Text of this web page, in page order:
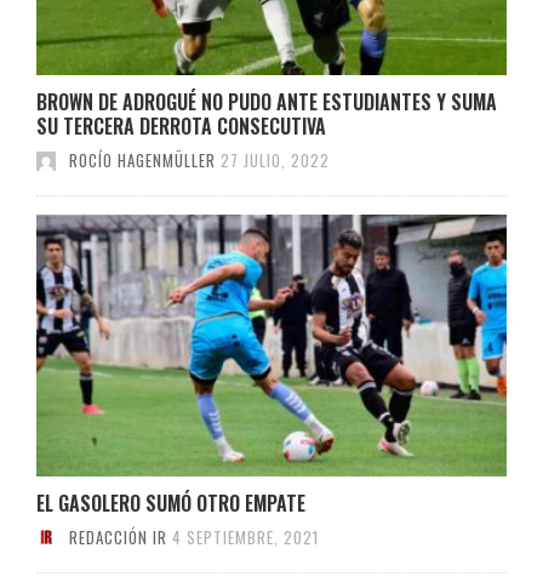
BROWN DE ADROGUÉ NO PUDO ANTE ESTUDIANTES Y SUMA
SU TERCERA DERROTA CONSECUTIVA
ROCÍO HAGENMÜLLER 27 JULIO, 2022
EL GASOLERO SUMÓ OTRO EMPATE
REDACCIÓN IR 4 SEPTIEMBRE, 2021